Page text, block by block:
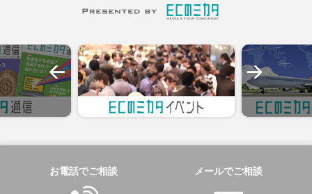
お電話でご相談 メールでご相談